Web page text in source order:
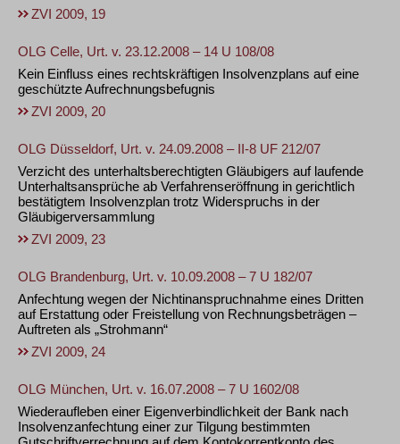
ZVI 2009, 19
OLG Celle, Urt. v. 23.12.2008 – 14 U 108/08
Kein Einfluss eines rechtskräftigen Insolvenzplans auf eine
geschützte Aufrechnungsbefugnis
ZVI 2009, 20
OLG Düsseldorf, Urt. v. 24.09.2008 – II-8 UF 212/07
Verzicht des unterhaltsberechtigten Gläubigers auf laufende
Unterhaltsansprüche ab Verfahrenseröffnung in gerichtlich
bestätigtem Insolvenzplan trotz Widerspruchs in der
Gläubigerversammlung
ZVI 2009, 23
OLG Brandenburg, Urt. v. 10.09.2008 – 7 U 182/07
Anfechtung wegen der Nichtinanspruchnahme eines Dritten
auf Erstattung oder Freistellung von Rechnungsbeträgen –
Auftreten als „Strohmann“
ZVI 2009, 24
OLG München, Urt. v. 16.07.2008 – 7 U 1602/08
Wiederaufleben einer Eigenverbindlichkeit der Bank nach
Insolvenzanfechtung einer zur Tilgung bestimmten